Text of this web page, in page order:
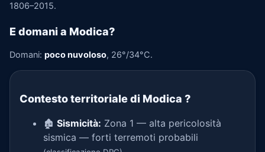
1806–2015.
E domani a Modica?
Domani: poco nuvoloso, 26°/34°C.
Contesto territoriale di Modica ?
🏚️ Sismicità: Zona 1 — alta pericolosità
sismica — forti terremoti probabili